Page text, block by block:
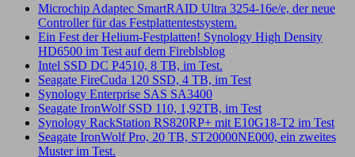
Microchip Adaptec SmartRAID Ultra 3254-16e/e, der neue
Controller für das Festplattentestsystem.
Ein Fest der Helium-Festplatten! Synology High Density
HD6500 im Test auf dem Fireblsblog
Intel SSD DC P4510, 8 TB, im Test.
Seagate FireCuda 120 SSD, 4 TB, im Test
Synology Enterprise SAS SA3400
Seagate IronWolf SSD 110, 1,92TB, im Test
Synology RackStation RS820RP+ mit E10G18-T2 im Test
Seagate IronWolf Pro, 20 TB, ST20000NE000, ein zweites
Muster im Test.